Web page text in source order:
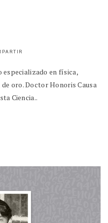
en física,
oro. Doctor Honoris Causa
Ciencia..